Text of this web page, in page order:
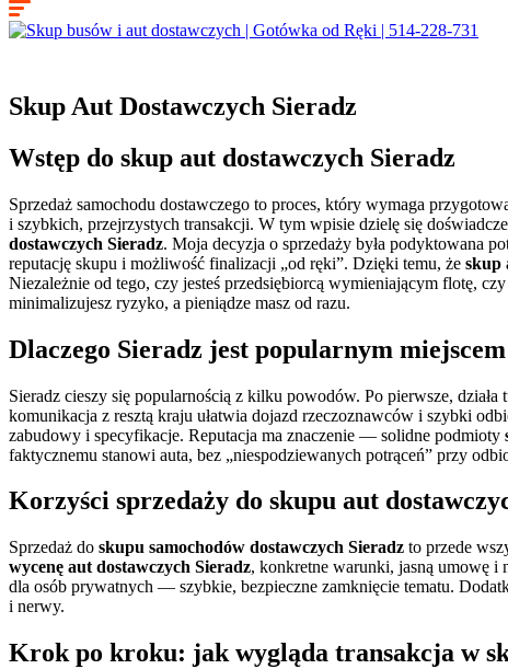
Skup Aut Dostawczych Sieradz
Wstęp do skup aut dostawczych Sieradz
Sprzedaż samochodu dostawczego to proces, który wymaga
i szybkich, przejrzystych transakcji. W tym wpisie dzielę się
dostawczych Sieradz. Moja decyzja o sprzedaży była podyktowana
reputację skupu i możliwość finalizacji „od ręki”. Dzięki temu, że skup
Niezależnie od tego, czy jesteś przedsiębiorcą wymieniającym flotę,
minimalizujesz ryzyko, a pieniądze masz od razu.
Dlaczego Sieradz jest popularnym
Sieradz cieszy się popularnością z kilku powodów. Po pierwsze,
komunikacja z resztą kraju ułatwia dojazd rzeczoznawców i szybki
zabudowy i specyfikacje. Reputacja ma znaczenie — solidne podmioty
faktycznemu stanowi auta, bez „niespodziewanych potrąceń” przy
Korzyści sprzedaży do skupu aut
Sprzedaż do skupu samochodów dostawczych Sieradz to przede
wycenę aut dostawczych Sieradz, konkretne warunki, jasną umowę i
dla osób prywatnych — szybkie, bezpieczne zamknięcie tematu.
i nerwy.
Krok po kroku: jak wygląda transakcja w